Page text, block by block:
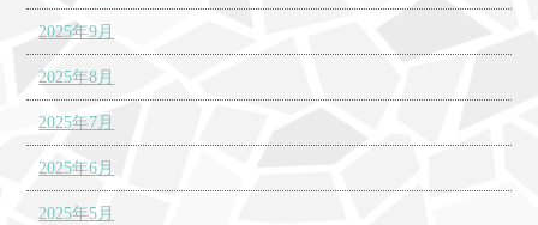
2025年9月
2025年8月
2025年7月
2025年6月
2025年5月